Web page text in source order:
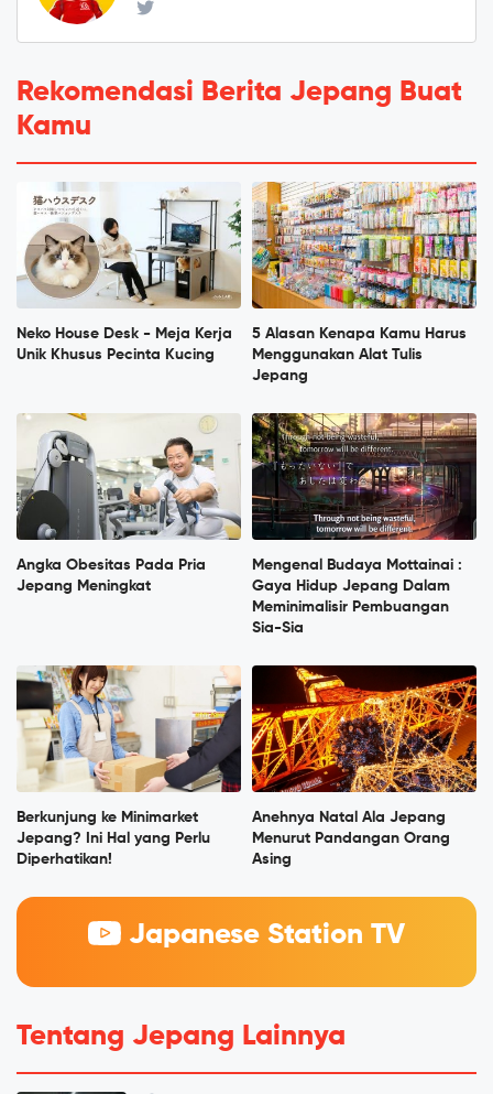
Rekomendasi Berita Jepang Buat
Kamu
Neko House Desk - Meja Kerja
Unik Khusus Pecinta Kucing
5 Alasan Kenapa Kamu Harus
Menggunakan Alat Tulis
Jepang
Angka Obesitas Pada Pria
Jepang Meningkat
Mengenal Budaya Mottainai :
Gaya Hidup Jepang Dalam
Meminimalisir Pembuangan
Sia-Sia
Berkunjung ke Minimarket
Jepang? Ini Hal yang Perlu
Diperhatikan!
Anehnya Natal Ala Jepang
Menurut Pandangan Orang
Asing
Japanese Station TV
Tentang Jepang Lainnya